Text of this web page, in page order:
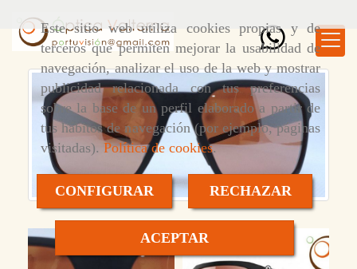
Este sitio web utiliza cookies propias y de
terceros que permiten mejorar la usabilidad de
navegación, analizar el uso de la web y mostrar
publicidad relacionada con tus preferencias
sobre la base de un perfil elaborado a partir de
tus hábitos de navegación (por ejemplo, páginas
visitadas). Política de cookies.
CONFIGURAR RECHAZAR
ACEPTAR